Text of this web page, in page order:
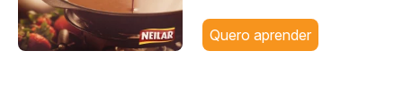
Quero aprender